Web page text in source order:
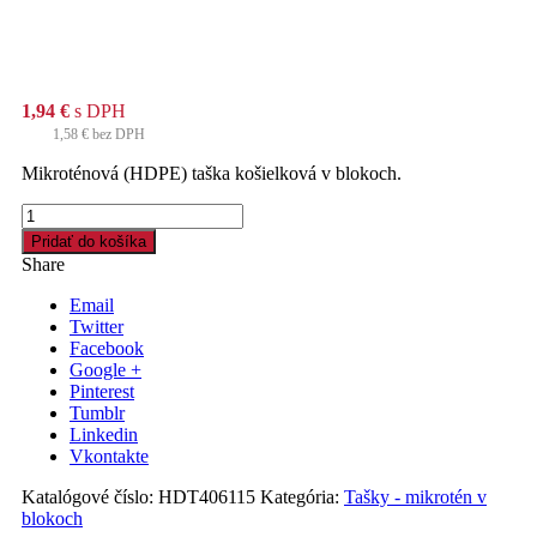
1,94 € s DPH
1,58 € bez DPH
Mikroténová (HDPE) taška košielková v blokoch.
množstvo
Taška
mikroténová
30
košielková,
blok.
Pridať do košíka
Share
Email
Twitter
Facebook
Google +
Pinterest
Tumblr
Linkedin
Vkontakte
Katalógové číslo: HDT406115 Kategória: Tašky - mikrotén v
blokoch